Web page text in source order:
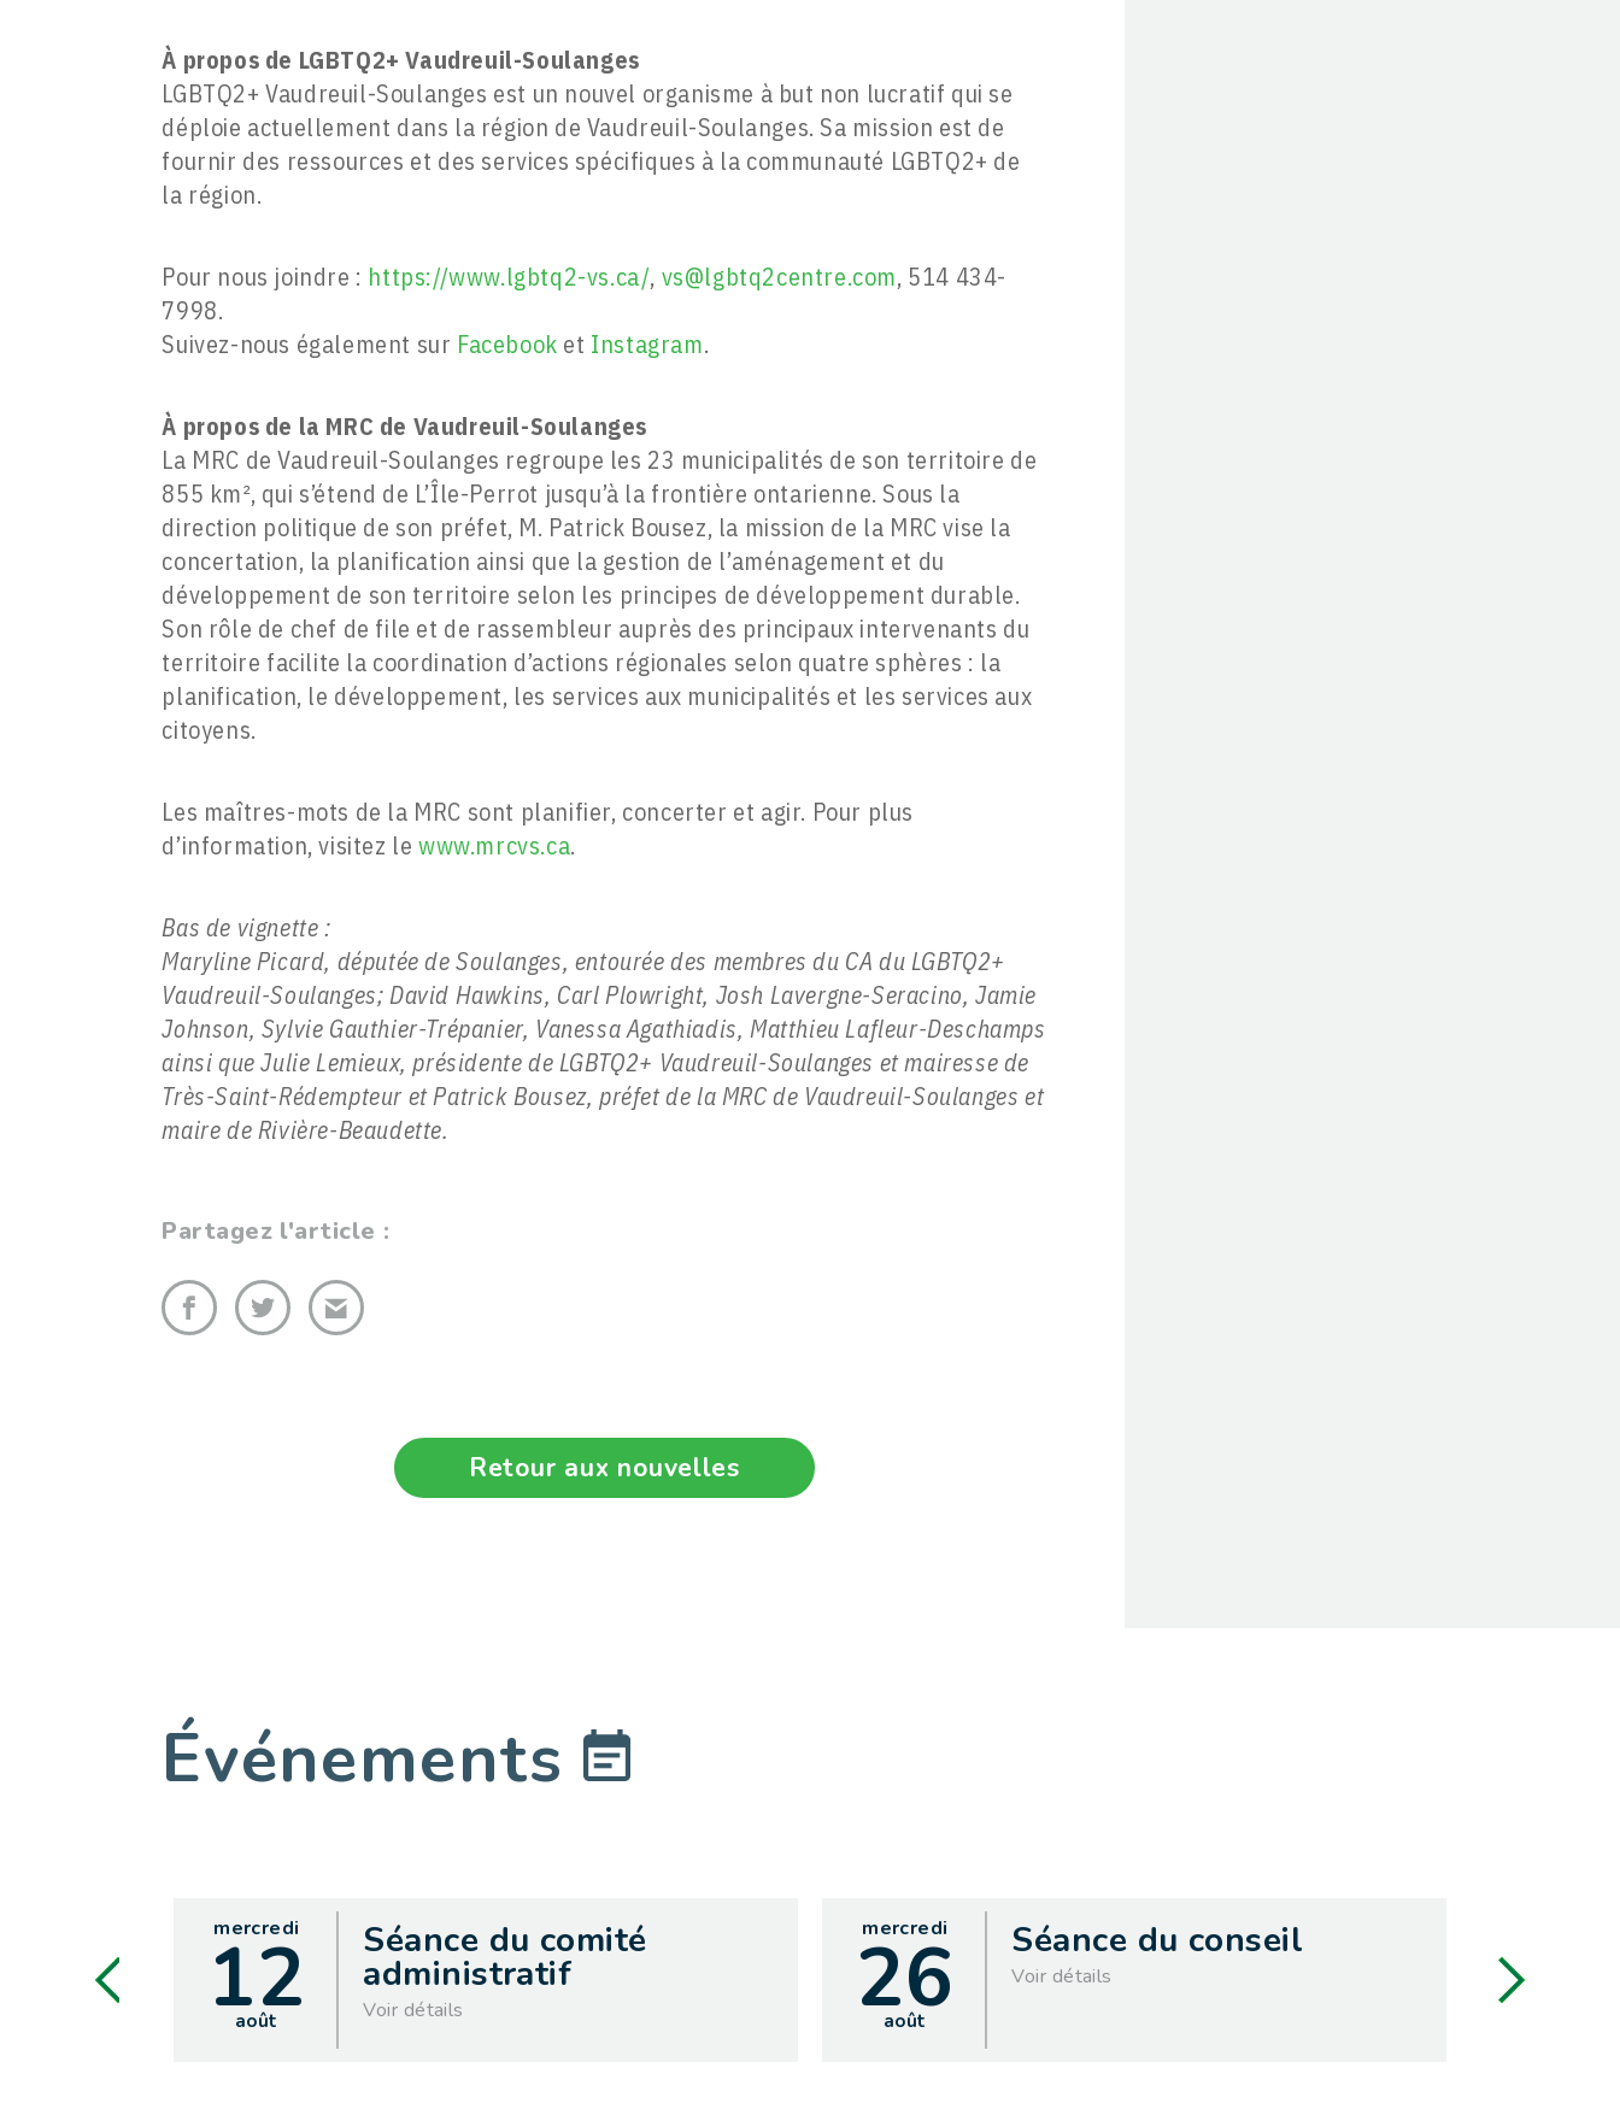
À propos de LGBTQ2+ Vaudreuil-Soulanges
LGBTQ2+ Vaudreuil-Soulanges est un nouvel organisme à but non lucratif qui se
déploie actuellement dans la région de Vaudreuil-Soulanges. Sa mission est de
fournir des ressources et des services spécifiques à la communauté LGBTQ2+ de
la région.
Pour nous joindre : https://www.lgbtq2-vs.ca/, vs@lgbtq2centre.com, 514 434-
7998.
Suivez-nous également sur Facebook et Instagram.
À propos de la MRC de Vaudreuil-Soulanges
La MRC de Vaudreuil-Soulanges regroupe les 23 municipalités de son territoire de
855 km², qui s’étend de L’Île-Perrot jusqu’à la frontière ontarienne. Sous la
direction politique de son préfet, M. Patrick Bousez, la mission de la MRC vise la
concertation, la planification ainsi que la gestion de l’aménagement et du
développement de son territoire selon les principes de développement durable.
Son rôle de chef de file et de rassembleur auprès des principaux intervenants du
territoire facilite la coordination d’actions régionales selon quatre sphères : la
planification, le développement, les services aux municipalités et les services aux
citoyens.
Les maîtres-mots de la MRC sont planifier, concerter et agir. Pour plus
d’information, visitez lewww.mrcvs.ca.
Bas de vignette :
Maryline Picard, députée de Soulanges, entourée des membres du CA du LGBTQ2+
Vaudreuil-Soulanges; David Hawkins, Carl Plowright, Josh Lavergne-Seracino, Jamie
Johnson, Sylvie Gauthier-Trépanier, Vanessa Agathiadis, Matthieu Lafleur-Deschamps
ainsi que Julie Lemieux, présidente de LGBTQ2+ Vaudreuil-Soulanges et mairesse de
Très-Saint-Rédempteur et Patrick Bousez, préfet de la MRC de Vaudreuil-Soulanges et
maire de Rivière-Beaudette.
Partagez l'article :
Retour aux nouvelles
Événements
mercredi
12
août
Séance du comité
administratif
Voir détails
mercredi
26
août
Séance du conseil
Voir détails 09